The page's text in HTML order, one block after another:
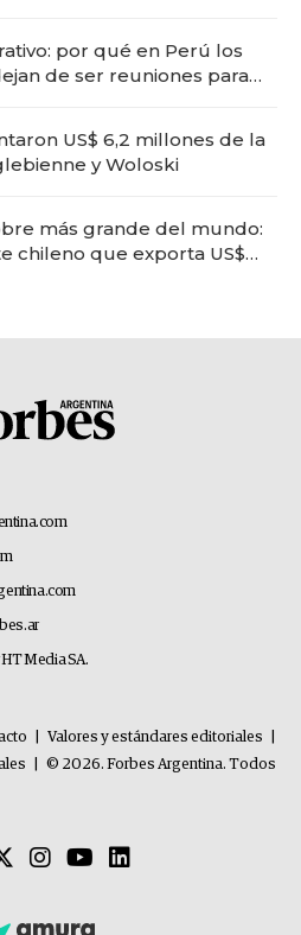
por qué en Perú los
de ser reuniones para
US$ 6,2 millones de la
y Woloski
más grande del mundo:
chileno que exporta US$
Media SA.
Valores y estándares editoriales
© 2026. Forbes Argentina. Todos